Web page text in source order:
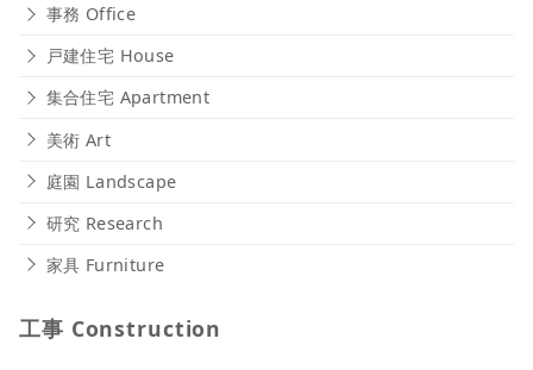
事務 Office
戸建住宅 House
集合住宅 Apartment
美術 Art
庭園 Landscape
研究 Research
家具 Furniture
工事 Construction